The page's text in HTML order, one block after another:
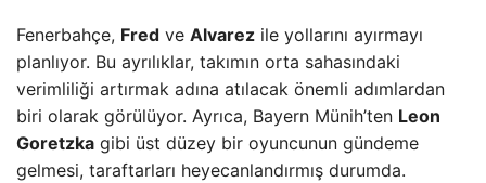
Fenerbahçe, Fred ve Alvarez ile yollarını ayırmayı
planlıyor. Bu ayrılıklar, takımın orta sahasındaki
verimliliği artırmak adına atılacak önemli adımlardan
biri olarak görülüyor. Ayrıca, Bayern Münih’ten Leon
Goretzka gibi üst düzey bir oyuncunun gündeme
gelmesi, taraftarları heyecanlandırmış durumda.